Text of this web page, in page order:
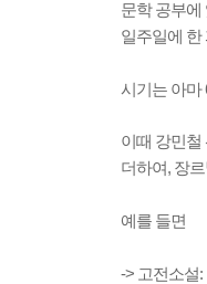
문학 공부에
일주일에 한
시기는 아마
이때 강민철
더하여, 장
예를 들면
-> 고전소설